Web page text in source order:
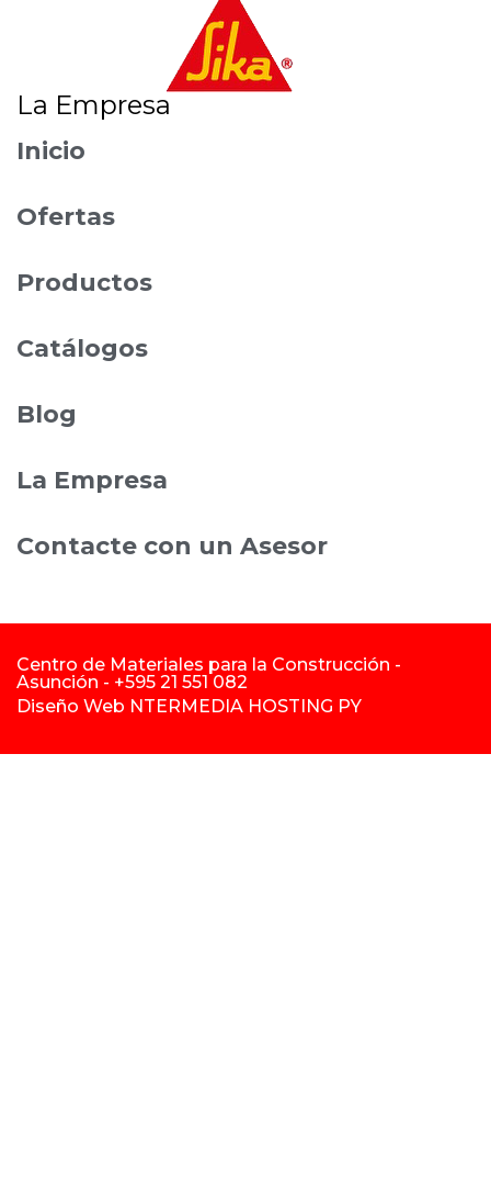
La Empresa
Inicio
Ofertas
Productos
Catálogos
Blog
La Empresa
Contacte con un Asesor
Centro de Materiales para la Construcción -
Asunción - +595 21 551 082
Diseño Web NTERMEDIA HOSTING PY